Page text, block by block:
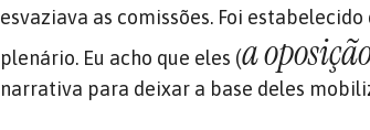
esvaziava as comissões. Foi
plenário. Eu acho que eles (a
narrativa para deixar a base deles